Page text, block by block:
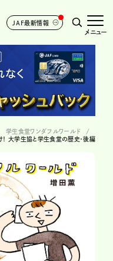
JAF最新情報
メニュー
学生食堂ワンダフルワールド
！ 大学生協と学生食堂の歴史・後編